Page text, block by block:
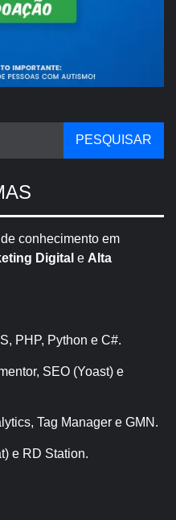
conhecimento em
Digital e Alta
PHP, Python e C#.
SEO (Yoast) e
Tag Manager e GMN.
e RD Station.